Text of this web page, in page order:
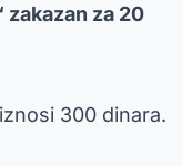
zakazan za 20
300 dinara.